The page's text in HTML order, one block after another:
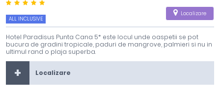
ALL INCLUSIVE
Localizare
Hotel Paradisus Punta Cana 5* este locul unde oaspetii se pot
bucura de gradini tropicale, paduri de mangrove, palmieri si nu in
ultimul rand o plaja superba.
Localizare